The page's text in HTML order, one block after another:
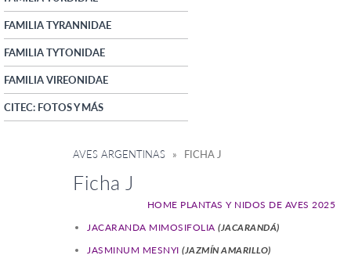
FAMILIA TYRANNIDAE
FAMILIA TYTONIDAE
FAMILIA VIREONIDAE
CITEC: FOTOS Y MÁS
AVES ARGENTINAS » FICHA J
Ficha J
HOME PLANTAS Y NIDOS DE AVES 2025
JACARANDA MIMOSIFOLIA (JACARANDÁ)
JASMINUM MESNYI (JAZMÍN AMARILLO)